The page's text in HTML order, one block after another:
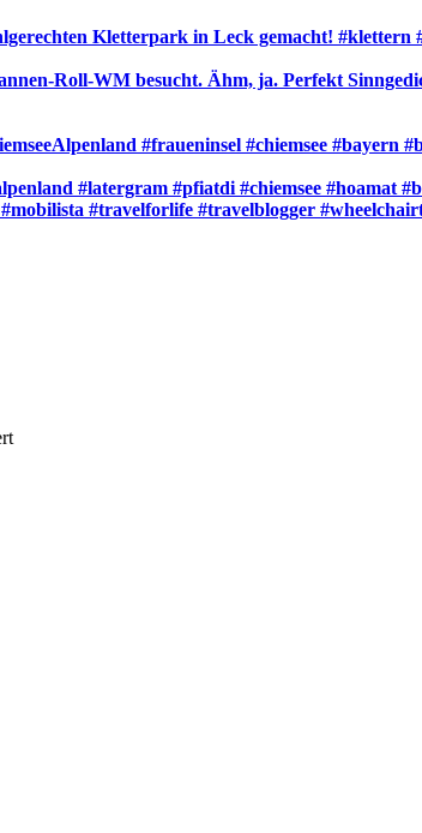
Kletterpark in Leck gemacht!
Roll-WM besucht. Ähm, ja. Perfekt
#fraueninsel #chiemsee #bayern
#latergram #pfiatdi #chiemsee #hoamat
#travelforlife #travelblogger